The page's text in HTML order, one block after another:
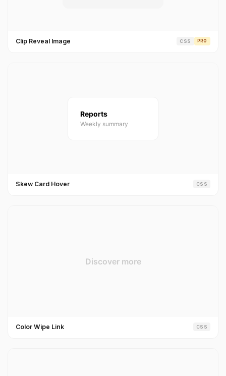
Clip Reveal Image CSS PRO
Skew Card Hover CSS
Color Wipe Link CSS